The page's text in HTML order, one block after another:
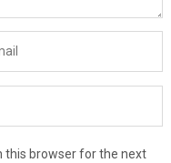
this browser for the next